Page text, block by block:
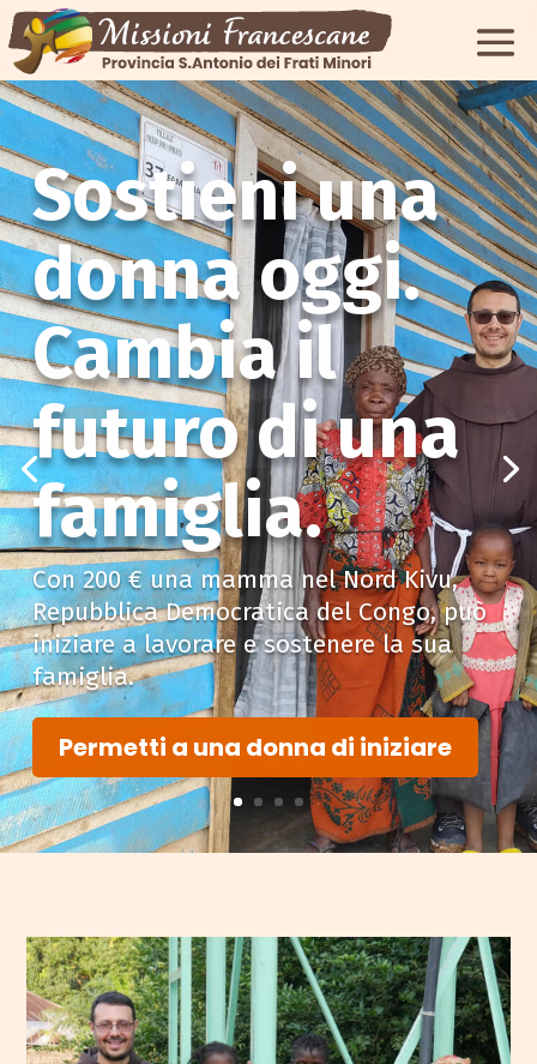
Sostieni una
donna oggi.
Cambia il
futuro di una
famiglia.
Con 200 € una mamma nel Nord Kivu,
Repubblica Democratica del Congo, può
iniziare a lavorare e sostenere la sua
famiglia.
Permetti a una donna di iniziare